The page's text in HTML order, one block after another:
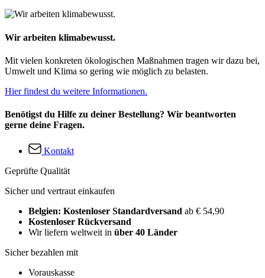
Wir arbeiten klimabewusst.
Mit vielen konkreten ökologischen Maßnahmen tragen wir dazu bei,
Umwelt und Klima so gering wie möglich zu belasten.
Hier findest du weitere Informationen.
Benötigst du Hilfe zu deiner Bestellung? Wir beantworten
gerne deine Fragen.
Kontakt
Geprüfte Qualität
Sicher und vertraut einkaufen
Belgien: Kostenloser Standardversand ab € 54,90
Kostenloser Rückversand
Wir liefern weltweit in über 40 Länder
Sicher bezahlen mit
Vorauskasse